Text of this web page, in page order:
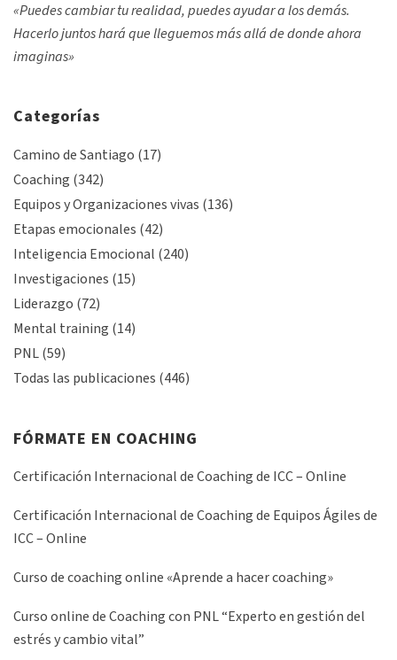
«Puedes cambiar tu realidad, puedes ayudar a los demás.
Hacerlo juntos hará que lleguemos más allá de donde ahora
imaginas»
Categorías
Camino de Santiago (17)
Coaching (342)
Equipos y Organizaciones vivas (136)
Etapas emocionales (42)
Inteligencia Emocional (240)
Investigaciones (15)
Liderazgo (72)
Mental training (14)
PNL(59)
Todas las publicaciones (446)
FÓRMATE EN COACHING
Certificación Internacional de Coaching de ICC – Online
Certificación Internacional de Coaching de Equipos Ágiles de
ICC – Online
Curso de coaching online «Aprende a hacer coaching»
Curso online de Coaching con PNL “Experto en gestión del
estrés y cambio vital”